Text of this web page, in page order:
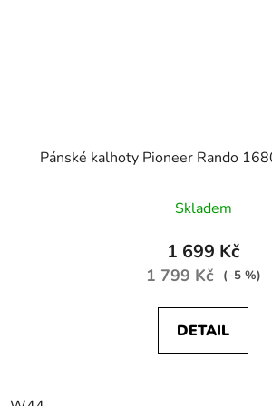
Pánské kalhoty Pioneer Rando
Skladem
1 699 Kč
1 799 Kč (–5 %)
DETAIL